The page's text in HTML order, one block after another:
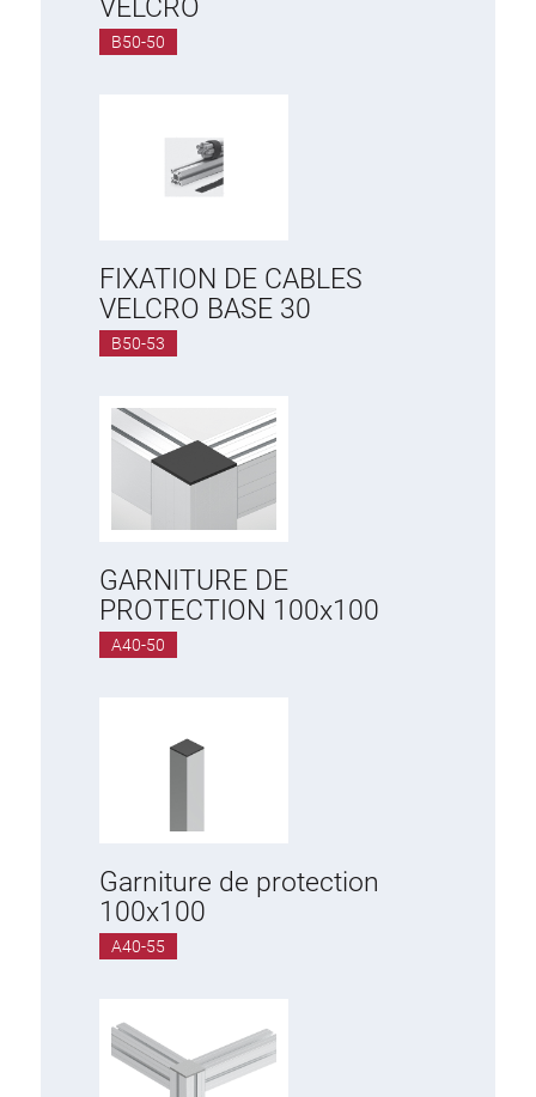
VELCRO
B50-50
FIXATION DE CABLES
VELCRO BASE 30
B50-53
GARNITURE DE
PROTECTION 100x100
A40-50
Garniture de protection
100x100
A40-55